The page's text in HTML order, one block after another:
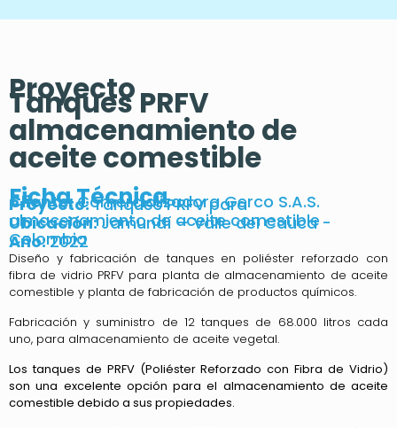
Proyecto
Tanques PRFV
almacenamiento de
aceite comestible
Ficha Técnica
Cliente:Comercializadora Gerco S.A.S.
Proyecto:Tanques PRFV para
almacenamiento de aceite comestible
Ubicación:Jamundí – Valle del Cauca -
Colombia
Año:2022
Diseño y fabricación de tanques en poliéster reforzado con
fibra de vidrio PRFV para planta de almacenamiento de aceite
comestible y planta de fabricación de productos químicos.
Fabricación y suministro de 12 tanques de 68.000 litros cada
uno, para almacenamiento de aceite vegetal.
Los tanques de PRFV (Poliéster Reforzado con Fibra de Vidrio)
son una excelente opción para el almacenamiento de aceite
comestible debido a sus propiedades.